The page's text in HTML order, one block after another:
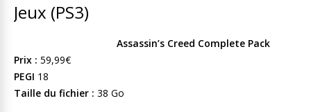
Jeux (PS3)
Assassin’s Creed Complete Pack
Prix : 59,99€
PEGI 18
Taille du fichier : 38 Go